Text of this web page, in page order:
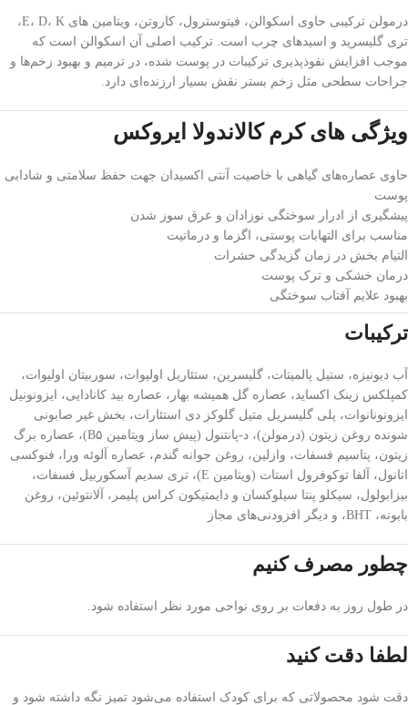
درمولن ترکیبی حاوی اسکوالن، فیتوسترول، کاروتن، ویتامین های E، D، K،
تری گلیسرید و اسیدهای چرب است. ترکیب اصلی آن اسکوالن است که
موجب افزایش نفوذپذیری ترکیبات در پوست شده، در ترمیم و بهبود زخم‌ها و
جراحات سطحی مثل زخم بستر نقش بسیار ارزنده‌ای دارد.
ویژگی های کرم کالاندولا ایروکس
حاوی عصاره‌های گیاهی با خاصیت آنتی اکسیدان جهت حفظ سلامتی و شادابی
پوست
پیشگیری از ادرار سوختگی نوزادان و عرق سوز شدن
مناسب برای التهابات پوستی، اگزما و درماتیت
التیام بخش در زمان گزیدگی حشرات
درمان خشکی و ترک پوست
بهبود علایم آفتاب سوختگی
ترکیبات
آب دیونیزه، ستیل پالمیتات، گلیسرین، ستئاریل اولیوات، سوربیتان اولیوات،
کمپلکس زینک اکساید، عصاره گل همیشه بهار، عصاره بید کانادایی، ایزونونیل
ایزونونانوات، پلی گلیسریل متیل گلوکز دی استئارات، بخش غیر صابونی
شونده روغن زیتون (درمولن)، د-پانتنول (پیش ساز ویتامین B۵)، عصاره برگ
زیتون، پتاسیم فسفات، وازلین، روغن جوانه گندم، عصاره آلوئه ورا، فنوکسی
اتانول، آلفا توکوفرول استات (ویتامین E)، تری سدیم آسکوربیل فسفات،
بیزابولول، سیکلو پنتا سیلوکسان و دایمتیکون کراس پلیمر، آلانتوئین، روغن
بابونه، BHT، و دیگر افزودنی‌های مجاز
چطور مصرف کنیم
در طول روز به دفعات بر روی نواحی مورد نظر استفاده شود.
لطفا دقت کنید
دقت شود محصولاتی که برای کودک استفاده می‌شود تمیز نگه داشته شود و